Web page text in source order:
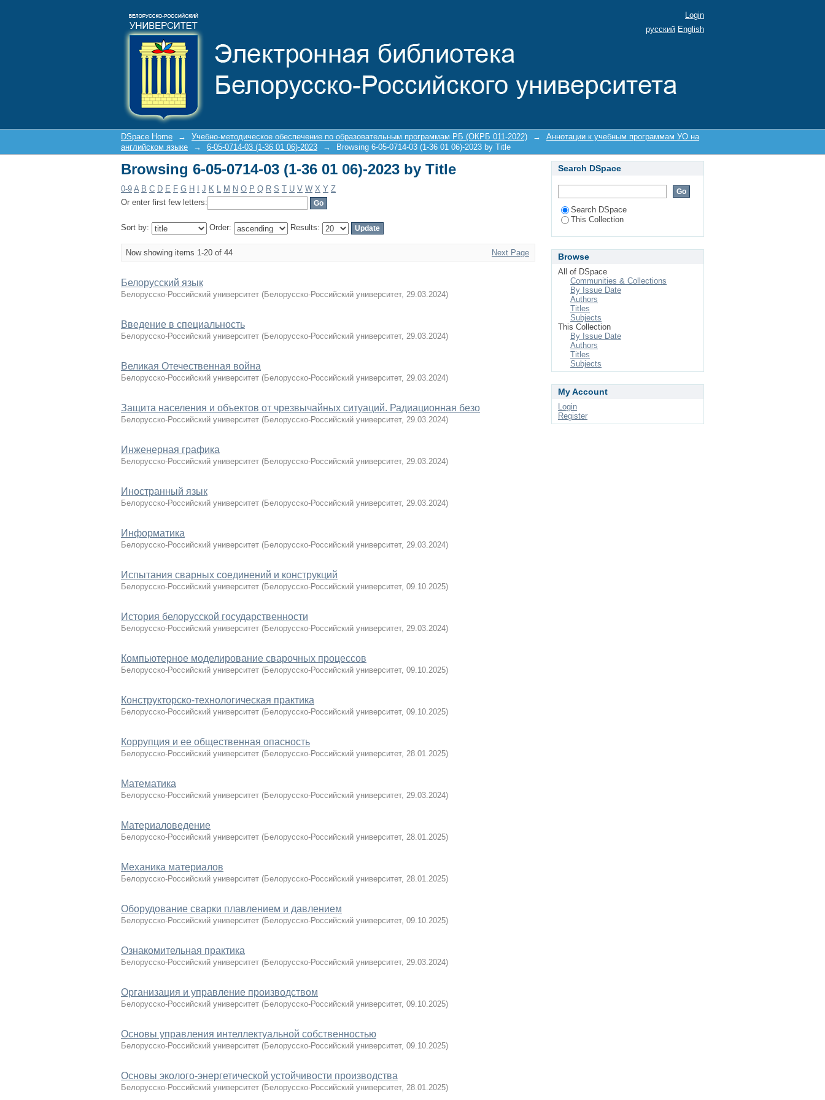
Login
русский English
DSpace Home → Учебно-методическое обеспечение по образовательным программам РБ (ОКРБ 011-2022) →
Аннотации к учебным программам УО на
английском языке
→ 6-05-0714-03 (1-36 01 06)-2023 → Browsing 6-05-0714-03 (1-36 01 06)-2023 by Title
Browsing 6-05-0714-03 (1-36 01 06)-2023 by Title
0-9 A B C D E F G H J K L M N O P Q R S T U V W X Y Z
Or enter first few letters:
Sort by: Order: Results:
Now showing items 1-20 of 44 Next Page
Белорусский язык
Белорусско-Российский университет (Белорусско-Российский университет, 29.03.2024)
Введение в специальность
Белорусско-Российский университет (Белорусско-Российский университет, 29.03.2024)
Великая Отечественная война
Белорусско-Российский университет (Белорусско-Российский университет, 29.03.2024)
Защита населения и объектов от чрезвычайных ситуаций. Радиационная безо
Белорусско-Российский университет (Белорусско-Российский университет, 29.03.2024)
Инженерная графика
Белорусско-Российский университет (Белорусско-Российский университет, 29.03.2024)
Иностранный язык
Белорусско-Российский университет (Белорусско-Российский университет, 29.03.2024)
Информатика
Белорусско-Российский университет (Белорусско-Российский университет, 29.03.2024)
Испытания сварных соединений и конструкций
Белорусско-Российский университет (Белорусско-Российский университет, 09.10.2025)
История белорусской государственности
Белорусско-Российский университет (Белорусско-Российский университет, 29.03.2024)
Компьютерное моделирование сварочных процессов
Белорусско-Российский университет (Белорусско-Российский университет, 09.10.2025)
Конструкторско-технологическая практика
Белорусско-Российский университет (Белорусско-Российский университет, 09.10.2025)
Коррупция и ее общественная опасность
Белорусско-Российский университет (Белорусско-Российский университет, 28.01.2025)
Математика
Белорусско-Российский университет (Белорусско-Российский университет, 29.03.2024)
Материаловедение
Белорусско-Российский университет (Белорусско-Российский университет, 28.01.2025)
Механика материалов
Белорусско-Российский университет (Белорусско-Российский университет, 28.01.2025)
Оборудование сварки плавлением и давлением
Белорусско-Российский университет (Белорусско-Российский университет, 09.10.2025)
Ознакомительная практика
Белорусско-Российский университет (Белорусско-Российский университет, 29.03.2024)
Организация и управление производством
Белорусско-Российский университет (Белорусско-Российский университет, 09.10.2025)
Основы управления интеллектуальной собственностью
Белорусско-Российский университет (Белорусско-Российский университет, 09.10.2025)
Основы эколого-энергетической устойчивости производства
Белорусско-Российский университет (Белорусско-Российский университет, 28.01.2025)
Search DSpace
Search DSpace
This Collection
Browse
All of DSpace
Communities & Collections
By Issue Date
Authors
Titles
Subjects
This Collection
By Issue Date
Authors
Titles
Subjects
My Account
Login
Register